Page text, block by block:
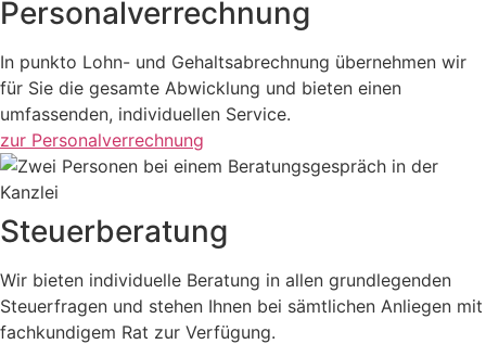
Personal­verrechnung
In punkto Lohn- und Gehaltsabrechnung übernehmen wir
für Sie die gesamte Abwicklung und bieten einen
umfassenden, individuellen Service.
zur Personalverrechnung
Steuerberatung
Wir bieten individuelle Beratung in allen grundlegenden
Steuerfragen und stehen Ihnen bei sämtlichen Anliegen mit
fachkundigem Rat zur Verfügung.